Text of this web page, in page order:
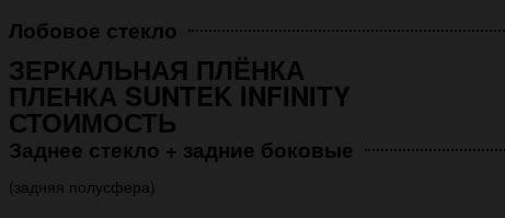
Лобовое стекло
ЗЕРКАЛЬНАЯ ПЛЁНКА
ПЛЕНКА SUNTEK INFINITY
СТОИМОСТЬ
Заднее стекло + задние боковые
(задняя полусфера)